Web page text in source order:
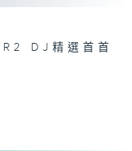
R2 DJ精選首首